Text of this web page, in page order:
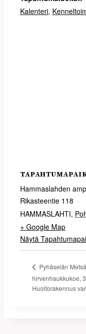
Kalenteri,
Hammaslahden
Rikasteentie 118
HAMMASLAHTI,
+ Google Map
Näytä
Pyhäselän
hirvenhaukkukoe,
Huoltorakennus